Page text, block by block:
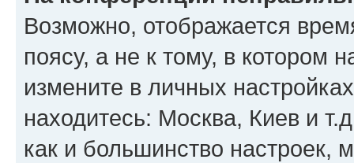
Возможно, отображается
поясу, а не к тому, в котором
измените в личных
находитесь: Москва, Киев и
как и большинство настроек,